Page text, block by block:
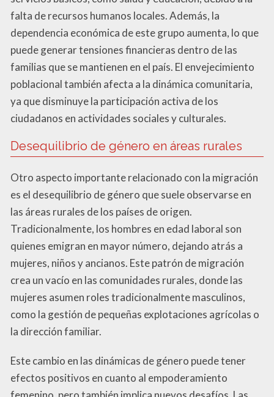
falta de recursos humanos locales. Además, la
dependencia económica de este grupo aumenta, lo que
puede generar tensiones financieras dentro de las
familias que se mantienen en el país. El envejecimiento
poblacional también afecta a la dinámica comunitaria,
ya que disminuye la participación activa de los
ciudadanos en actividades sociales y culturales.
Desequilibrio de género en áreas rurales
Otro aspecto importante relacionado con la migración
es el desequilibrio de género que suele observarse en
las áreas rurales de los países de origen.
Tradicionalmente, los hombres en edad laboral son
quienes emigran en mayor número, dejando atrás a
mujeres, niños y ancianos. Este patrón de migración
crea un vacío en las comunidades rurales, donde las
mujeres asumen roles tradicionalmente masculinos,
como la gestión de pequeñas explotaciones agrícolas o
la dirección familiar.
Este cambio en las dinámicas de género puede tener
efectos positivos en cuanto al empoderamiento